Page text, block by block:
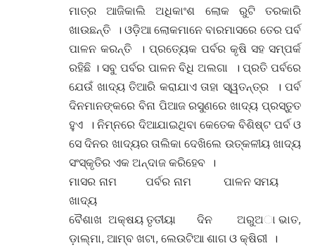
ମାତ୍ର ଆଜିକାଲି ଅଧିକାଂଶ ଲୋକ ରୁଟି ତରକାରି
ଖାଉଛନ୍ତି । ଓଡ଼ିଆ ଲୋକମାନେ ବାରମାସରେ ତେର ପର୍ବ
ପାଳନ କରନ୍ତି । ପ୍ରତ୍ୟେକ ପର୍ବର କୃଷି ସହ ସମ୍ପର୍କ
ରହିଛି । ସବୁ ପର୍ବର ପାଳନ ବିଧି ଅଲଗା । ପ୍ରତି ପର୍ବରେ
ଯେଉଁ ଖାଦ୍ୟ ତିଆରି କରାଯାଏ ତାହା ସ୍ୱତନ୍ତ୍ର । ପର୍ବ
ଦିନମାନଙ୍କରେ ବିନା ପିଆଜ ରସୁଣରେ ଖାଦ୍ୟ ପ୍ରସ୍ତୁତ
ହୁଏ । ନିମ୍ନରେ ଦିଆଯାଇଥିବା କେତେକ ବିଶିଷ୍ଟ ପର୍ବ ଓ
ସେ ଦିନର ଖାଦ୍ୟର ତାଲିକା ଦେଖିଲେ ଉତ୍କଳୀୟ ଖାଦ୍ୟ
ସଂସ୍କୃତିର ଏକ ଅନ୍ଦାଜ କରିହେବ ।
ମାସର ନାମ ପର୍ବର ନାମ ପାଳନ ସମୟ
ଖାଦ୍ୟ
ବୈଶାଖ ଅକ୍ଷୟ ତୃତୀୟା ଦିନ ଅରୁଅା ଭାତ,
ଡ଼ାଲ୍ମା, ଆମ୍ବ ଖଟା, ଲେଉଟିଆ ଶାଗ ଓ କ୍ଷିରୀ ।